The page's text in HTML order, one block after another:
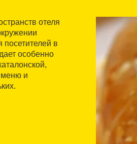
отеля
в
особенно
меню и